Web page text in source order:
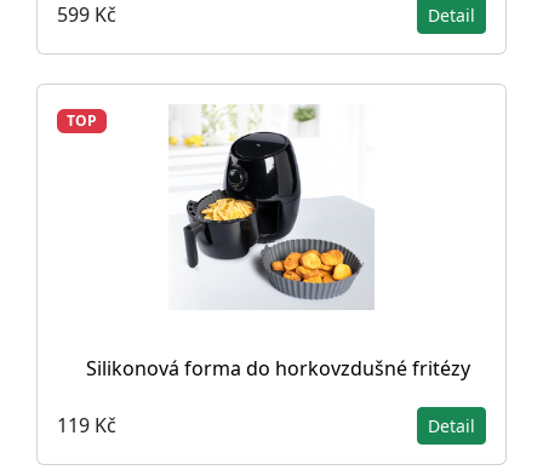
599 Kč Detail
TOP
Silikonová forma do horkovzdušné fritézy
119 Kč Detail